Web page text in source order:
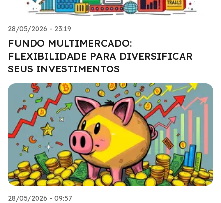
28/05/2026 - 23:19
FUNDO MULTIMERCADO:
FLEXIBILIDADE PARA DIVERSIFICAR
SEUS INVESTIMENTOS
28/05/2026 - 09:57